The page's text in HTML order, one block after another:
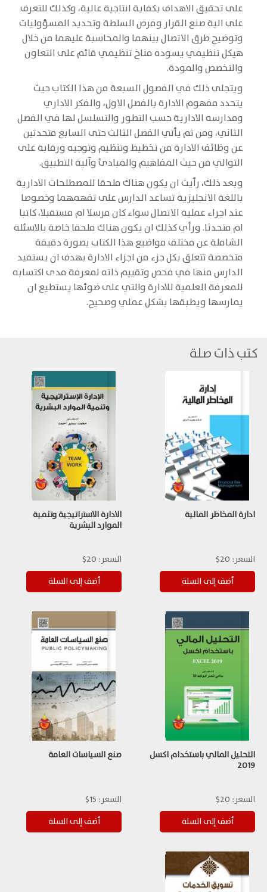
على تحقيق الاهداف بكفاية انتاجية عالية، وكذلك للتعرف
على الية صنع القرار وفرض السلطة وتحديد المسؤوليات
وتوضيح طرق الاتصال بينهما والمحاسبة عليهما من خلال
هيكل تنظيمي يسوده مناخ تنظيمي قائم على التعاون
والتخصص والمودة.
ويتجلى ذلك في الفصول السبعة من هذا الكتاب حيث
يتحدد مفهوم الادارة بالفصل الاول، والفكر الاداري
ومدارسه الادارية حسب التطور والتسلسل لها في الفصل
الثاني، ومن ثم يأتي الفصل الثالث حتى السابع متحدثين
عن وظائف الادارة من تخطيط وتنظيم وتوجيه ورقابة على
التوالي من حيث المفاهيم والمبادئ وآلية التطبيق.
وبعد ذلك، رأيت ان يكون هناك ملحقا للمصطلحات الادارية
باللغة الانجليزية تساعد الدارس على تفهمهما وخصوصا
عند اجراء عملية الاتصال سواء كان مرسلا ام مستقبلا، كاتبا
ام متحدثا. ورأي كذلك ان يكون هناك ملحقا خاصة بالاسئلة
الشاملة عن مختلف مواضيع هذا الكتاب بصورة دقيقة
متخصصة تتعلق بكل جزء من اجزاء الادارة بهدف ان يستفيد
الدارس منها في فحص وتقييم ذاته لمعرفة مدى اكتسابه
للمعرفة العلمية للادارة والتي على ضوئها يستطيع ان
يمارسها ويطبقها بشكل عملي وصحيح.
كتب ذات صلة
ادارة المخاطر المالية
السعر: 20$
الادارة الاستراتيجية وتنمية
الموارد البشرية
السعر: 20$
التحليل المالي باستخدام اكسل
2019
السعر: 20$
صنع السياسات العامة
السعر: 15$